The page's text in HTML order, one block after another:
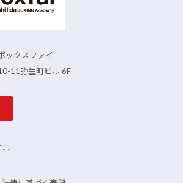
ックスファイ
11弥生町ビル 6F